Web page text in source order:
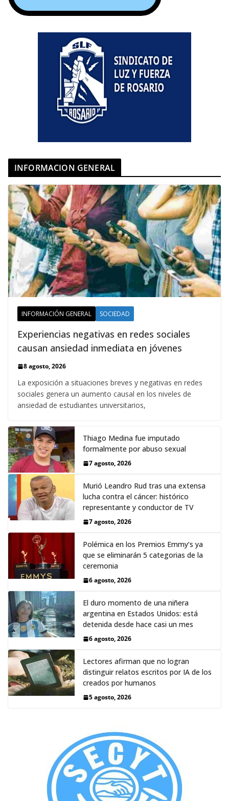
INFORMACION GENERAL
INFORMACIÓN GENERAL SOCIEDAD
Experiencias negativas en redes sociales
causan ansiedad inmediata en jóvenes
8 agosto, 2026
La exposición a situaciones breves y negativas en redes
sociales genera un aumento causal en los niveles de
ansiedad de estudiantes universitarios,
Thiago Medina fue imputado
formalmente por abuso sexual
7 agosto, 2026
Murió Leandro Rud tras una extensa
lucha contra el cáncer: histórico
representante y conductor de TV
7 agosto, 2026
Polémica en los Premios Emmy‘s ya
que se eliminarán 5 categorias de la
ceremonia
6 agosto, 2026
El duro momento de una niñera
argentina en Estados Unidos: está
detenida desde hace casi un mes
6 agosto, 2026
Lectores afirman que no logran
distinguir relatos escritos por IA de los
creados por humanos
5 agosto, 2026